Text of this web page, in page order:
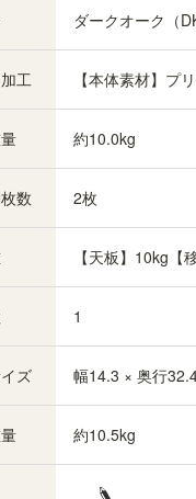
っと必要な方に。1枚から購
付部品付）の販売をして
をご購入ください。
ダークオーク（
工 【本体素材】プ
約10.0kg
数 2枚
【天板】10kg【
1
ズ 幅14.3 × 奥行
約10.5kg